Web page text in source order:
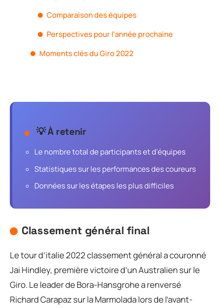
Comparaison des équipes
Perspectives pour l’année prochaine
Moments clés du Giro 2022
💡 À retenir
Le nombre total de participants et d’équipes
Statistiques sur les performances des coureurs
Données sur les étapes les plus difficiles
Classement général final
Le tour d’italie 2022 classement général a couronné
Jai Hindley, première victoire d’un Australien sur le
Giro. Le leader de Bora-Hansgrohe a renversé
Richard Carapaz sur la Marmolada lors de l’avant-